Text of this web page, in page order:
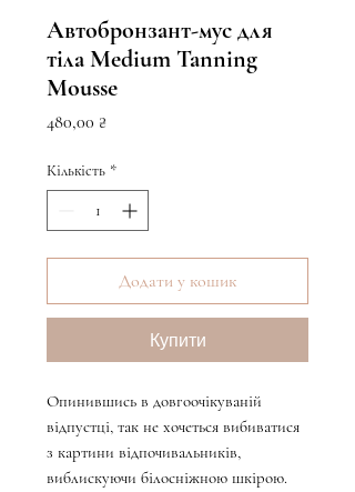
Автобронзант-мус для
тіла Medium Tanning
Mousse
480,00 ₴
Кількість *
Додати у кошик
Купити
Опинившись в довгоочікуваній
відпустці, так не хочеться вибиватися
з картини відпочивальників,
виблискуючи білосніжною шкірою.